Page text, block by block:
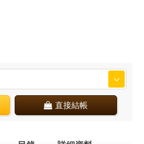
直接結帳